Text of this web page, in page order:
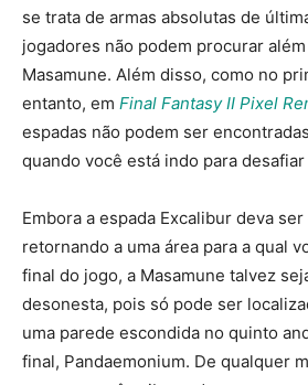
se trata de armas absolutas de
jogadores não podem procurar
Masamune. Além disso, como no
entanto, em Final Fantasy II Pixel
espadas não podem ser
quando você está indo para
Embora a espada Excalibur deva
retornando a uma área para a qual
final do jogo, a Masamune talvez
desonesta, pois só pode ser
uma parede escondida no quinto
final, Pandaemonium. De qualquer